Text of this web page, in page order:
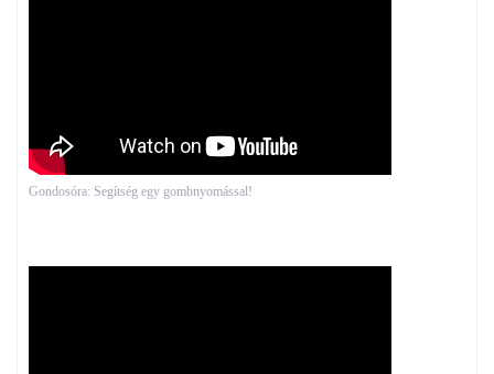
Gondosóra: Segítség egy gombnyomással!